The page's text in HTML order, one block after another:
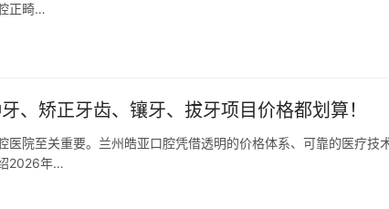
正畸…
、矫正牙齿、镶牙、拔牙项目价格都划算！
院至关重要。兰州皓亚口腔凭借透明的价格体系、可靠的医疗技
2026年…